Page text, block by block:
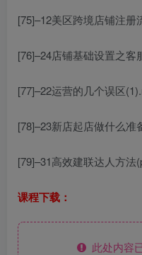
[75]–12美区跨境店铺注册
[76]–24店铺基础设置之客
[77]–22运营的几个误区
[78]–23新店起店做什么准
[79]–31高效建联达人方法
课程下载：
此处内容